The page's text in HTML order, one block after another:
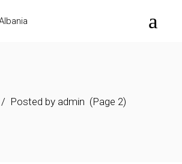
Posted by admin (Page 2)